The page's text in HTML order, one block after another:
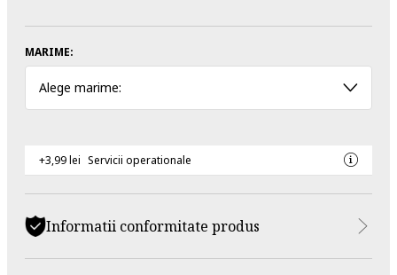
MARIME:
Alege marime:
+3,99 lei Servicii operationale
Informatii conformitate produs